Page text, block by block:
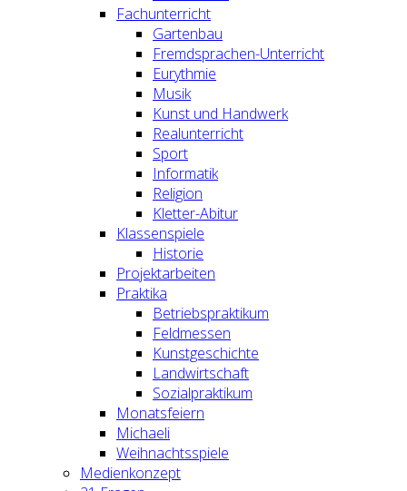
Fachunterricht
Gartenbau
Fremdsprachen-Unterricht
Eurythmie
Musik
Kunst und Handwerk
Realunterricht
Sport
Informatik
Religion
Kletter-Abitur
Klassenspiele
Historie
Projektarbeiten
Praktika
Betriebspraktikum
Feldmessen
Kunstgeschichte
Landwirtschaft
Sozialpraktikum
Monatsfeiern
Michaeli
Weihnachtsspiele
Medienkonzept